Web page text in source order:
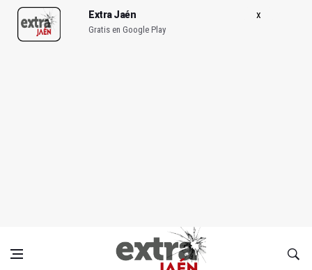
Extra Jaén
Gratis en Google Play